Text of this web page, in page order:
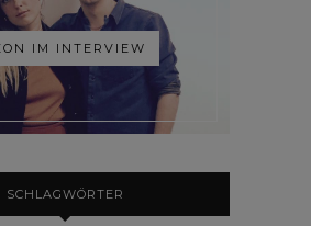
IM INTERVIEW
SCHLAGWÖRTER